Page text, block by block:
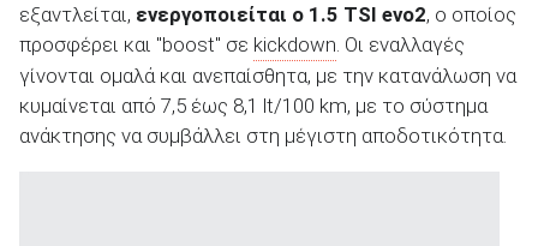
εξαντλείται, ενεργοποιείται ο 1.5 TSI evo2, ο οποίος
προσφέρει και "boost" σε kickdown . Οι εναλλαγές
γίνονται ομαλά και ανεπαίσθητα, με την κατανάλωση να
κυμαίνεται από 7,5 έως 8,1 lt/100 km, με το σύστημα
ανάκτησης να συμβάλλει στη μέγιστη αποδοτικότητα.